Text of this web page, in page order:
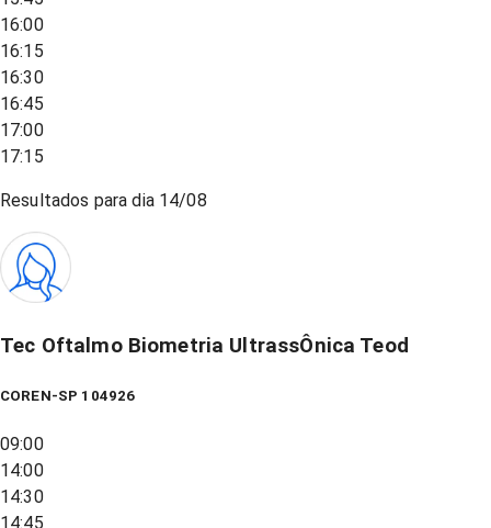
16:00
16:15
16:30
16:45
17:00
17:15
Resultados para dia 14/08
Tec Oftalmo Biometria UltrassÔnica Teod
COREN-SP 104926
09:00
14:00
14:30
14:45